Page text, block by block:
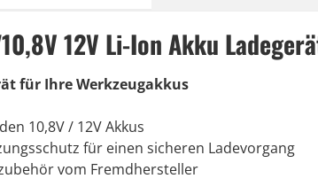
12V Li-Ion Akku
für Ihre Werkzeugakkus
10,8V / 12V Akkus
für einen sicheren Ladevorgang
vom Fremdhersteller